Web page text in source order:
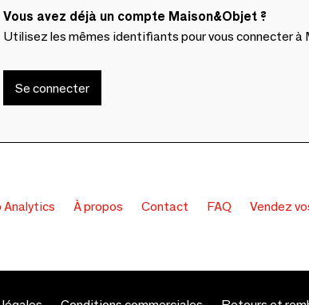
Vous avez déjà un compte Maison&Objet ?
Utilisez les mêmes identifiants pour vous connecter à
Se connecter
Analytics À propos Contact FAQ Vendez